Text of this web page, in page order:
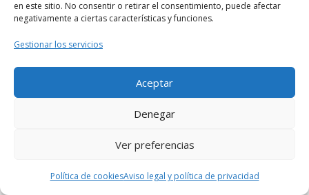
en este sitio. No consentir o retirar el consentimiento, puede afectar
negativamente a ciertas características y funciones.
Gestionar los servicios
Aceptar
Denegar
Ver preferencias
Política de cookiesAviso legal y política de privacidad